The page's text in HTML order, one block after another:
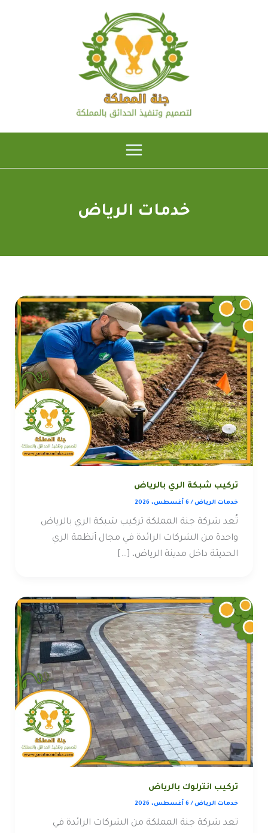
خدمات الرياض
تركيب شبكة الري بالرياض
خدمات الرياض/ 6 أغسطس، 2026
تُعد شركة جنة المملكة تركيب شبكة الري بالرياض
واحدة من الشركات الرائدة في مجال أنظمة الري
الحديثة داخل مدينة الرياض، […]
تركيب انترلوك بالرياض
خدمات الرياض/ 6 أغسطس، 2026
تعد شركة جنة المملكة من الشركات الرائدة في